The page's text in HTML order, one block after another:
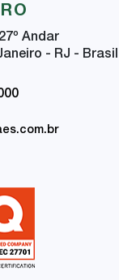
º Andar
- RJ - Brasil